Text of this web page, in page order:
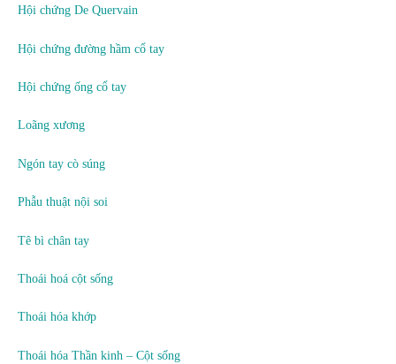
Hội chứng De Quervain
Hội chứng đường hầm cổ tay
Hội chứng ống cổ tay
Loãng xương
Ngón tay cò súng
Phẫu thuật nội soi
Tê bì chân tay
Thoái hoá cột sống
Thoái hóa khớp
Thoái hóa Thần kinh – Cột sống